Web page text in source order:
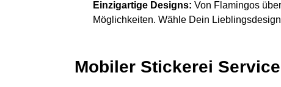
Einzigartige Designs: Von Flamingos
Möglichkeiten. Wähle Dein
Mobiler Stickerei